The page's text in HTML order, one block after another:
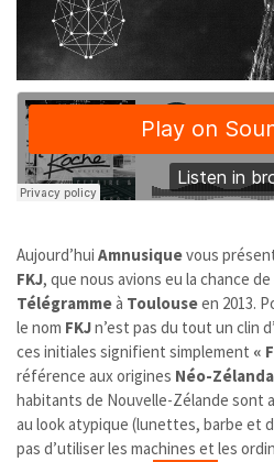
Aujourd’hui Amnusiquevous
FKJ, que nous avions eu la chance
Télégrammeà Toulouseen 2013.
le nom FKJn’est pas du tout un clin
ces initiales signifient simplement «
référence aux origines Néo-
habitants de Nouvelle-Zélande sont
au look atypique (lunettes, barbe et
pas d’utiliser les machines et les